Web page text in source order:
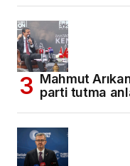
Mahmut
parti tutma